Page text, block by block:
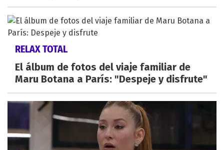
RELAX TOTAL
El álbum de fotos del viaje familiar de
Maru Botana a París: "Despeje y disfrute"